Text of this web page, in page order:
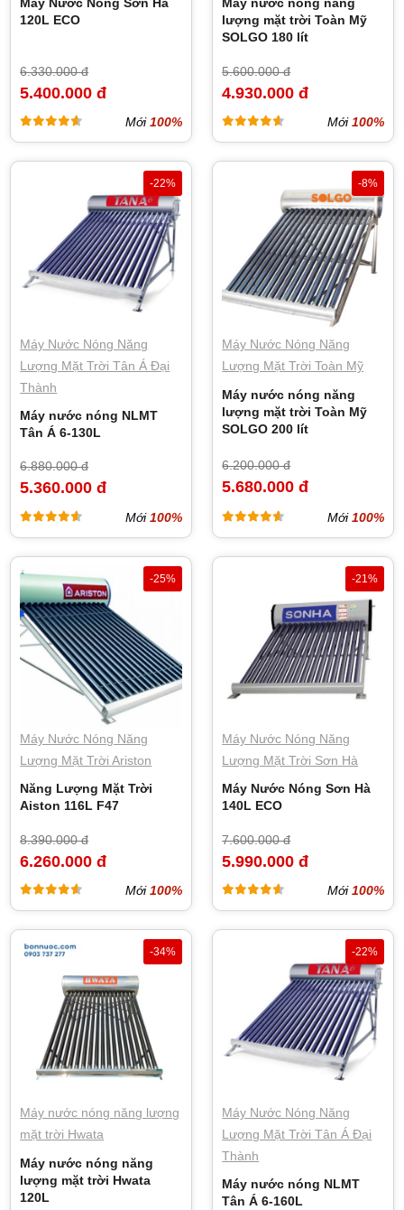
120L ECO
6.330.000 đ
5.400.000 đ
Mới100%
lượng mặt trời Toàn Mỹ
SOLGO 180 lít
5.600.000 đ
4.930.000 đ
Mới100%
-22%
Máy Nước Nóng Năng
Lượng Mặt Trời Tân Á Đại
Thành
Máy nước nóng NLMT
Tân Á 6-130L
6.880.000 đ
5.360.000 đ
Mới100%
-8%
Máy Nước Nóng Năng
Lượng Mặt Trời Toàn Mỹ
Máy nước nóng năng
lượng mặt trời Toàn Mỹ
SOLGO 200 lít
6.200.000 đ
5.680.000 đ
Mới100%
-25%
Máy Nước Nóng Năng
Lượng Mặt Trời Ariston
Năng Lượng Mặt Trời
Aiston 116L F47
8.390.000 đ
6.260.000 đ
Mới100%
-21%
Máy Nước Nóng Năng
Lượng Mặt Trời Sơn Hà
Máy Nước Nóng Sơn Hà
140L ECO
7.600.000 đ
5.990.000 đ
Mới100%
-34%
Máy nước nóng năng lượng
mặt trời Hwata
Máy nước nóng năng
lượng mặt trời Hwata
120L
-22%
Máy Nước Nóng Năng
Lượng Mặt Trời Tân Á Đại
Thành
Máy nước nóng NLMT
Tân Á 6-160L